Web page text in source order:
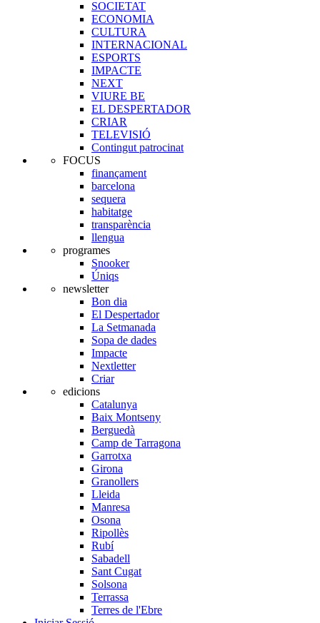
SOCIETAT
ECONOMIA
CULTURA
INTERNACIONAL
ESPORTS
IMPACTE
NEXT
VIURE BE
EL DESPERTADOR
CRIAR
TELEVISIÓ
Contingut patrocinat
FOCUS
finançament
barcelona
sequera
habitatge
transparència
llengua
programes
Snooker
Úniqs
newsletter
Bon dia
El Despertador
La Setmanada
Sopa de dades
Impacte
Nextletter
Criar
edicions
Catalunya
Baix Montseny
Berguedà
Camp de Tarragona
Garrotxa
Girona
Granollers
Lleida
Manresa
Osona
Ripollès
Rubí
Sabadell
Sant Cugat
Solsona
Terrassa
Terres de l'Ebre